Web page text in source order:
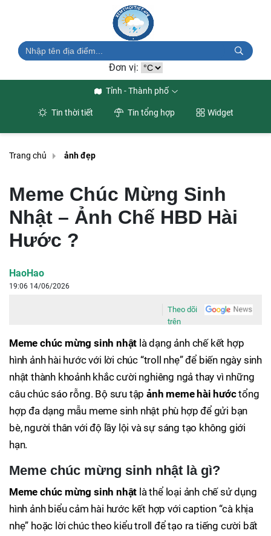
Đơn vị:
Tỉnh - Thành phố
Tin thời tiết Tin tổng hợp Widget
Trang chủ ảnh đẹp
Meme Chúc Mừng Sinh
Nhật – Ảnh Chế HBD Hài
Hước ?
HaoHao
19:06 14/06/2026
Theo dõi
trên
Meme chúc mừng sinh nhật là dạng ảnh chế kết hợp
hình ảnh hài hước với lời chúc “troll nhẹ” để biến ngày sinh
nhật thành khoảnh khắc cười nghiêng ngả thay vì những
câu chúc sáo rỗng. Bộ sưu tậpảnh meme hài hướctổng
hợp đa dạng mẫu meme sinh nhật phù hợp để gửi bạn
bè, người thân với độ lầy lội và sự sáng tạo không giới
hạn.
Meme chúc mừng sinh nhật là gì?
Meme chúc mừng sinh nhật là thể loại ảnh chế sử dụng
hình ảnh biểu cảm hài hước kết hợp với caption “cà khịa
nhẹ” hoặc lời chúc theo kiểu troll để tạo ra tiếng cười bất